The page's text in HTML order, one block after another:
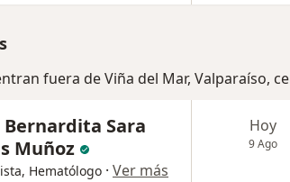
fuera de Viña del Mar, Valparaíso,
Bernardita Sara
Muñoz
Hematólogo · Ver más
Hoy
9 Ago